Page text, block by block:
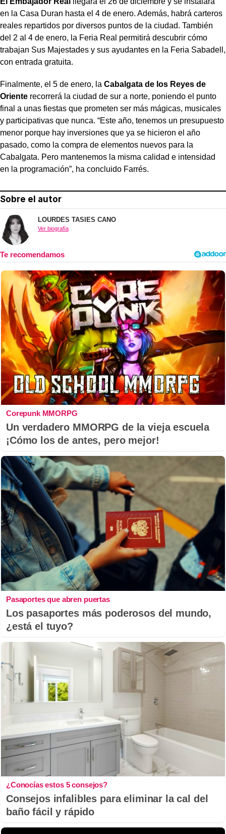
en la Casa Duran hasta el 4 de enero. Además, habrá carteros
reales repartidos por diversos puntos de la ciudad. También
del 2 al 4 de enero, la Feria Real permitirá descubrir cómo
trabajan Sus Majestades y sus ayudantes en la Feria Sabadell,
con entrada gratuita.
Finalmente, el 5 de enero, la Cabalgata de los Reyes de
Oriente recorrerá la ciudad de sur a norte, poniendo el punto
final a unas fiestas que prometen ser más mágicas, musicales
y participativas que nunca. “Este año, tenemos un presupuesto
menor porque hay inversiones que ya se hicieron el año
pasado, como la compra de elementos nuevos para la
Cabalgata. Pero mantenemos la misma calidad e intensidad
en la programación”, ha concluido Farrés.
Sobre el autor
LOURDES TASIES CANO
Ver biografía
Corepunk MMORPG
Un verdadero MMORPG de la vieja escuela
¡Cómo los de antes, pero mejor!
Pasaportes que abren puertas
Los pasaportes más poderosos del mundo,
¿está el tuyo?
¿Conocías estos 5 consejos?
Consejos infalibles para eliminar la cal del
baño fácil y rápido